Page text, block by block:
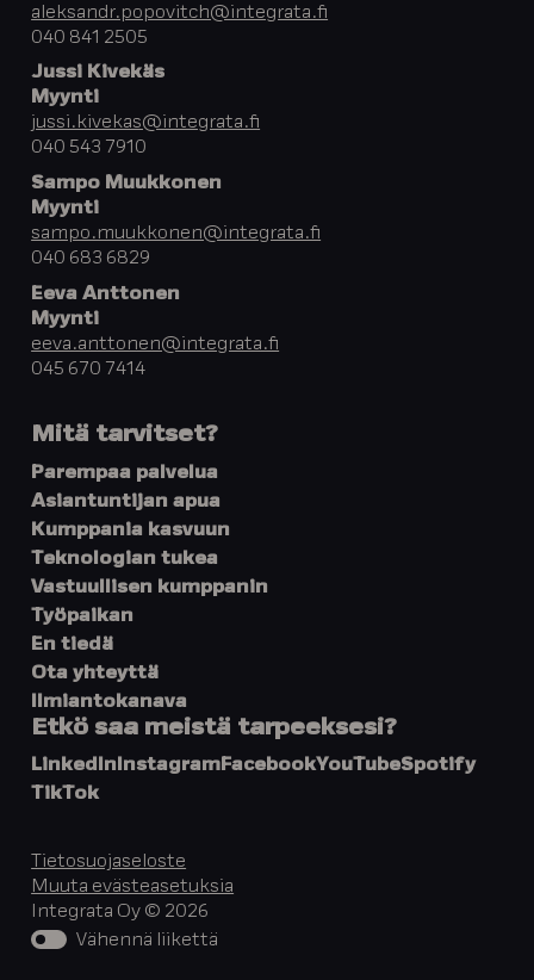
aleksandr.popovitch@integrata.fi
040 841 2505
Jussi Kivekäs
Myynti
jussi.kivekas@integrata.fi
040 543 7910
Sampo Muukkonen
Myynti
sampo.muukkonen@integrata.fi
040 683 6829
Eeva Anttonen
Myynti
eeva.anttonen@integrata.fi
045 670 7414
Mitä tarvitset?
Parempaa palvelua
Asiantuntijan apua
Kumppania kasvuun
Teknologian tukea
Vastuullisen kumppanin
Työpaikan
En tiedä
Ota yhteyttä
Ilmiantokanava
Etkö saa meistä tarpeeksesi?
LinkedInInstagramFacebookYouTubeSpotify
TikTok
Tietosuojaseloste
Muuta evästeasetuksia
Integrata Oy © 2026
Vähennä liikettä